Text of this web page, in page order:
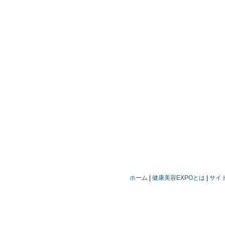
ホーム 健康美容EXPOとは サイ